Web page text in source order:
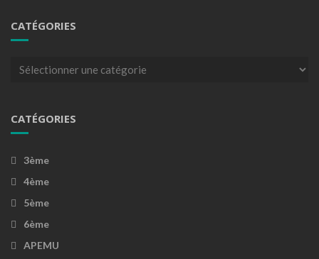
CATÉGORIES
Catégories
CATÉGORIES
3ème
4ème
5ème
6ème
APEMU